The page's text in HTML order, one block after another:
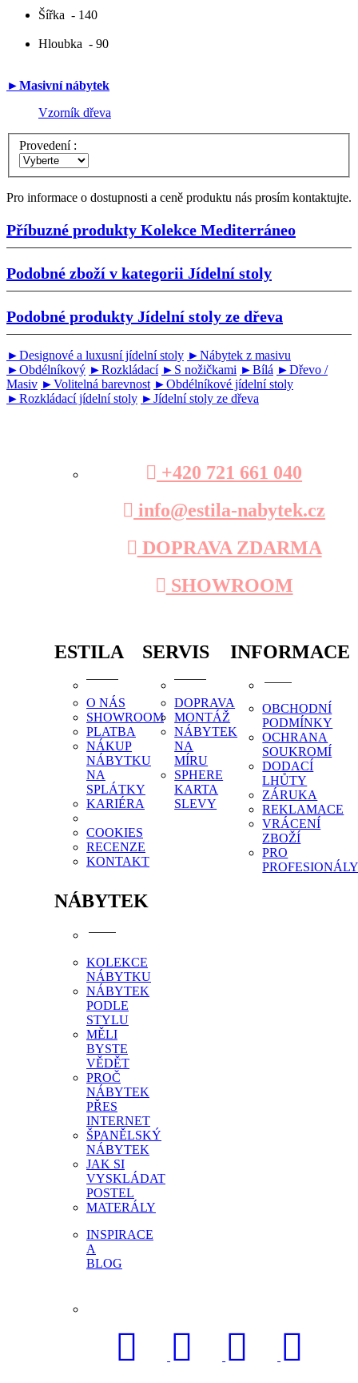
Šířka - 140
Hloubka - 90
►Masivní nábytek
Vzorník dřeva
Provedení :
Pro informace o dostupnosti a ceně produktu nás prosím kontaktujte.
Příbuzné produkty Kolekce Mediterráneo
Podobné zboží v kategorii Jídelní stoly
Podobné produkty Jídelní stoly ze dřeva
►Designové a luxusní jídelní stoly ►Nábytek z masivu
►Obdélníkový ►Rozkládací ►S nožičkami ►Bílá ►Dřevo /
Masiv ►Volitelná barevnost ►Obdélníkové jídelní stoly
►Rozkládací jídelní stoly ►Jídelní stoly ze dřeva
+420 721 661 040
info@estila-nabytek.cz
DOPRAVA ZDARMA
SHOWROOM
ESTILA
O NÁS
SHOWROOM
PLATBA
NÁKUP
NÁBYTKU
NA
SPLÁTKY
KARIÉRA
COOKIES
RECENZE
KONTAKT
SERVIS
DOPRAVA
MONTÁŽ
NÁBYTEK
NA
MÍRU
SPHERE
KARTA
SLEVY
INFORMACE
OBCHODNÍ
PODMÍNKY
OCHRANA
SOUKROMÍ
DODACÍ
LHŮTY
ZÁRUKA
REKLAMACE
VRÁCENÍ
ZBOŽÍ
PRO
NÁBYTEK
KOLEKCE
NÁBYTKU
NÁBYTEK
PODLE
STYLU
MĚLI
BYSTE
VĚDĚT
PROČ
NÁBYTEK
PŘES
INTERNET
ŠPANĚLSKÝ
NÁBYTEK
JAK SI
VYSKLÁDAT
POSTEL
MATERÁLY
INSPIRACE
A
BLOG